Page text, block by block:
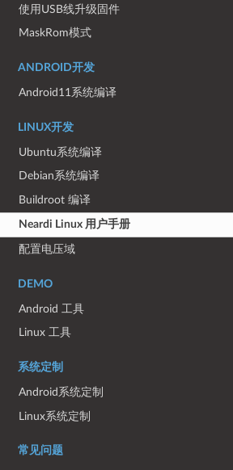
使用USB线升级固件
MaskRom模式
ANDROID开发
Android11系统编译
LINUX开发
Ubuntu系统编译
Debian系统编译
Buildroot 编译
Neardi Linux 用户手册
配置电压域
DEMO
Android 工具
Linux 工具
系统定制
Android系统定制
Linux系统定制
常见问题